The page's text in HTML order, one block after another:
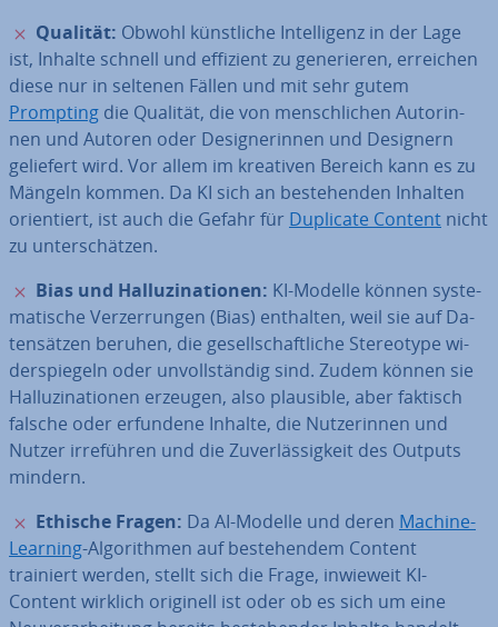
✗
Qualität: Obwohl künst­li­che In­tel­li­genz in der Lage
ist, Inhalte schnell und effizient zu ge­ne­rie­ren, erreichen
diese nur in seltenen Fällen und mit sehr gutem
Prompting die Qualität, die von mensch­li­chen Au­torin­
nen und Autoren oder De­si­gne­rin­nen und Designern
geliefert wird. Vor allem im kreativen Bereich kann es zu
Mängeln kommen. Da KI sich an be­stehen­den Inhalten
ori­en­tiert, ist auch die Gefahr für Duplicate Content nicht
zu un­ter­schät­zen.
✗
Bias und Hal­lu­zi­na­tio­nen: KI-Modelle können sys­te­
ma­ti­sche Ver­zer­run­gen (Bias) enthalten, weil sie auf Da­
ten­sät­zen beruhen, die ge­sell­schaft­li­che Ste­reo­ty­pe wi­
der­spie­geln oder un­voll­stän­dig sind. Zudem können sie
Hal­lu­zi­na­tio­nen erzeugen, also plausible, aber faktisch
falsche oder erfundene Inhalte, die Nut­ze­rin­nen und
Nutzer ir­re­füh­ren und die Zu­ver­läs­sig­keit des Outputs
mindern.
✗
Ethische Fragen: Da AI-Modelle und deren Machine-
Learning-Al­go­rith­men auf be­stehen­dem Content
trainiert werden, stellt sich die Frage, inwieweit KI-
Content wirklich originell ist oder ob es sich um eine